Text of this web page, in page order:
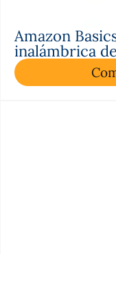
Amazon
inalámbrica